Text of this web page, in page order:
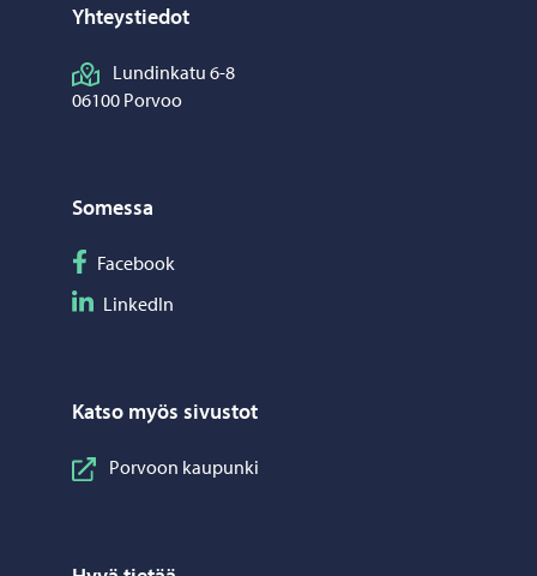
Yhteystiedot
Lundinkatu 6-8
06100 Porvoo
Somessa
Seuraa Facebook
Facebook
Seuraa LinkedIn
LinkedIn
Katso myös sivustot
Porvoon kaupunki